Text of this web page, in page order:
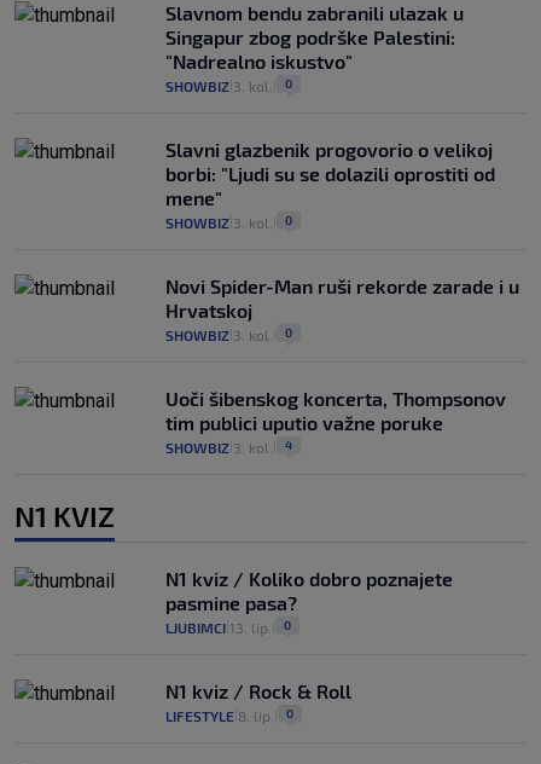
Slavnom bendu zabranili ulazak u
Singapur zbog podrške Palestini:
"Nadrealno iskustvo"
SHOWBIZ 3. kol. 0
Slavni glazbenik progovorio o velikoj
borbi: "Ljudi su se dolazili oprostiti od
mene"
SHOWBIZ 3. kol. 0
Novi Spider-Man ruši rekorde zarade i u
Hrvatskoj
SHOWBIZ 3. kol. 0
Uoči šibenskog koncerta, Thompsonov
tim publici uputio važne poruke
SHOWBIZ 3. kol. 4
N1 KVIZ
N1 kviz / Koliko dobro poznajete
pasmine pasa?
LJUBIMCI 13. lip. 0
N1 kviz / Rock & Roll
LIFESTYLE 8. lip. 0